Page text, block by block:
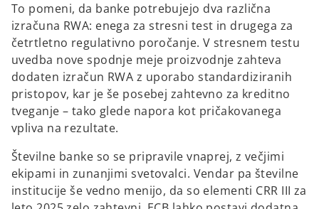
To pomeni, da banke potrebujejo dva različna
izračuna RWA: enega za stresni test in drugega za
četrtletno regulativno poročanje. V stresnem testu
uvedba nove spodnje meje proizvodnje zahteva
dodaten izračun RWA z uporabo standardiziranih
pristopov, kar je še posebej zahtevno za kreditno
tveganje – tako glede napora kot pričakovanega
vpliva na rezultate.
Številne banke so se pripravile vnaprej, z večjimi
ekipami in zunanjimi svetovalci. Vendar pa številne
institucije še vedno menijo, da so elementi CRR III za